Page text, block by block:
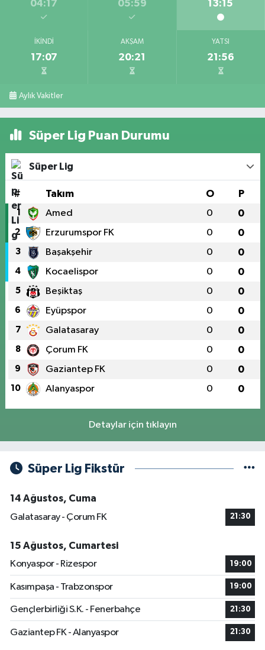
04:17 05:59 13:15
İKINDI
17:07
AKŞAM
20:21
YATSI
21:56
Aylık Vakitler
Süper Lig Puan Durumu
Süper Lig
# Takım O P
1 Amed 0 0
2 Erzurumspor FK 0 0
3 Başakşehir 0 0
4 Kocaelispor 0 0
5 Beşiktaş 0 0
6 Eyüpspor 0 0
7 Galatasaray 0 0
8 Çorum FK 0 0
9 Gaziantep FK 0 0
10 Alanyaspor 0 0
Detaylar için tıklayın
Süper Lig Fikstür
14 Ağustos, Cuma
Galatasaray - Çorum FK
21:30
15 Ağustos, Cumartesi
Konyaspor - Rizespor
19:00
Kasımpaşa - Trabzonspor 19:00
Gençlerbirliği S.K. - Fenerbahçe 21:30
Gaziantep FK - Alanyaspor 21:30